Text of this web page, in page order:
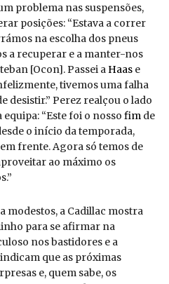
problema nas suspensões,
posições: “Estava a correr
na escolha dos pneus
a recuperar e a manter-nos
[Ocon]. Passei a Haas e
tivemos uma falha
desistir.” Perez realçou o lado
“Este foi o nosso fim de
o início da temporada,
frente. Agora só temos de
ao máximo os
modestos, a Cadillac mostra
para se afirmar na
nos bastidores e a
que as próximas
e, quem sabe, os